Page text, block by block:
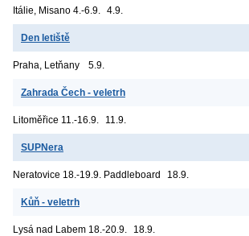
Itálie, Misano 4.-6.9. 4.9.
Den letiště
Praha, Letňany 5.9.
Zahrada Čech - veletrh
Litoměřice 11.-16.9. 11.9.
SUPNera
Neratovice 18.-19.9. Paddleboard 18.9.
Kůň - veletrh
Lysá nad Labem 18.-20.9. 18.9.